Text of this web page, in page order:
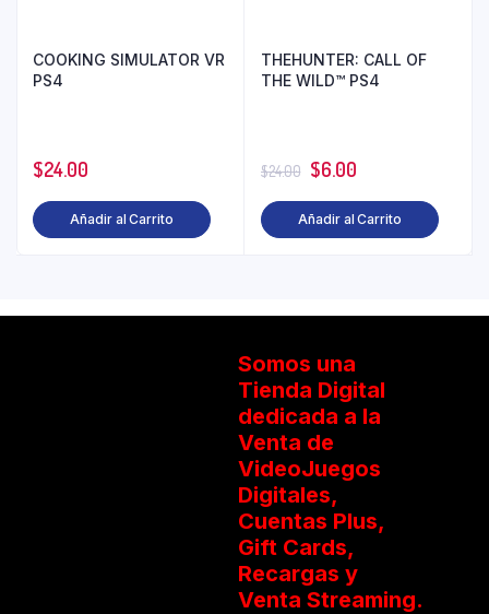
COOKING SIMULATOR VR
PS4
$24.00
Añadir al Carrito
THEHUNTER: CALL OF
THE WILD™ PS4
$24.00 $6.00
Añadir al Carrito
Somos una
Tienda Digital
dedicada a la
Venta de
VideoJuegos
Digitales,
Cuentas Plus,
Gift Cards,
Recargas y
Venta Streaming.